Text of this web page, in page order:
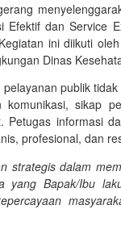
dan Service
ini diikuti
Dinas
publik
sikap
informasi
profesional, dan
strategis dalam
yang Bapak/Ibu